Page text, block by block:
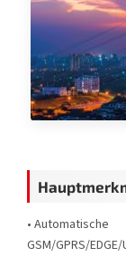
• Automatische
GSM/GPRS/